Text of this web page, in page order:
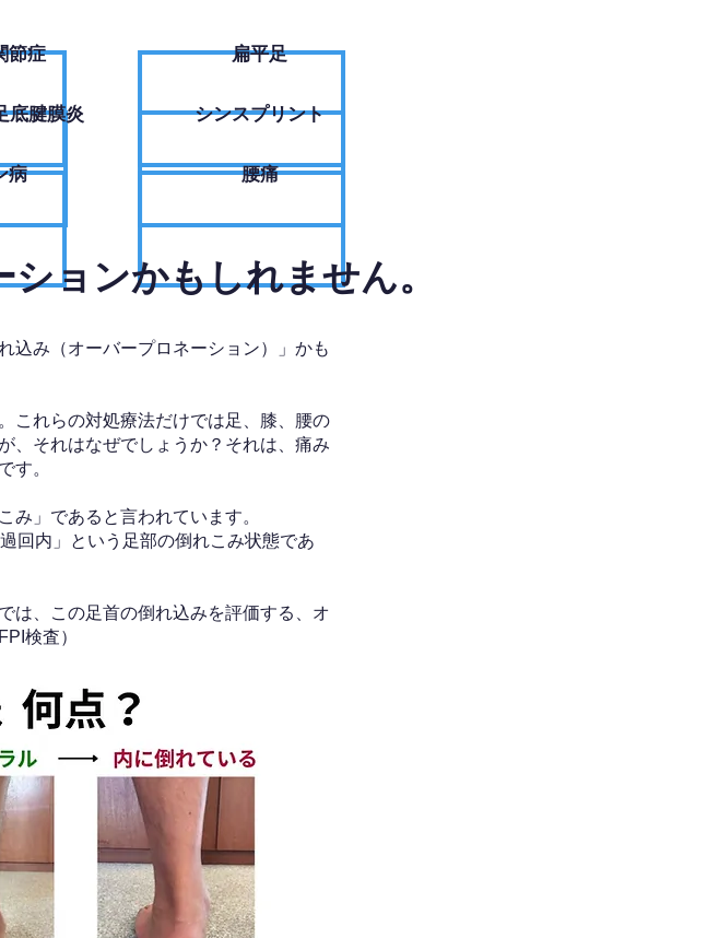
節症
底腱膜炎
病
扁平足
シンスプリント
腰痛
ョンかもしれません。
込み（オーバープロネーション）」かも
これらの対処療法だけでは足、膝、腰の
、それはなぜでしょうか？それは、痛み
す。
み」であると言われています。
回内」という足部の倒れこみ状態であ
は、この足首の倒れ込みを評価する、オ
検査）​